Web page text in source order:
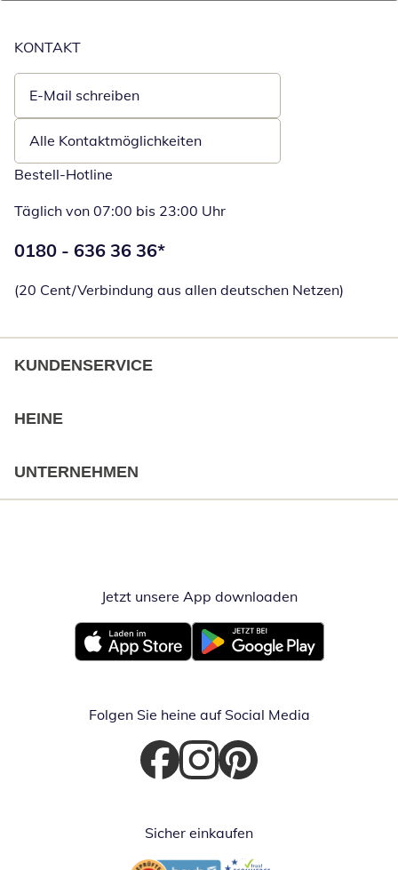
KONTAKT
E-Mail schreiben
Öffnet E-Mail-Client
Alle Kontaktmöglichkeiten
Bestell-Hotline
Täglich von 07:00 bis 23:00 Uhr
Telefonnummer:
0180 - 636 36 36*
(20 Cent/Verbindung aus allen deutschen Netzen)
KUNDENSERVICE
HEINE
UNTERNEHMEN
Jetzt unsere App downloadenÖffnet in
Öffnet in neuem FensterÖffnet in neuem Fenster
Folgen Sie heine auf Social Media
Öffnet in neuem Fenster
Öffnet in neuem Fenster
Öffnet in neuem Fenster
Sicher einkaufen